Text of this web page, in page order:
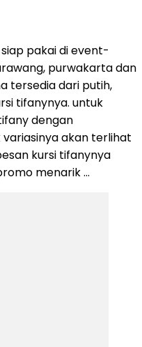
pakai di event-
purwakarta dan
tersedia dari putih,
tifanynya. untuk
dengan
akan terlihat
kursi tifanynya
menarik …